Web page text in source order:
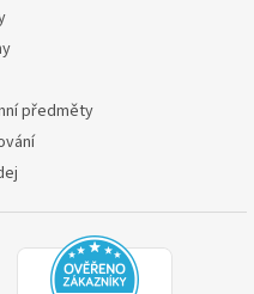
předměty